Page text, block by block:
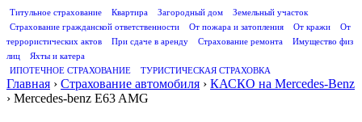
Титульное страхование
Квартира Загородный дом
Земельный участок
Страхование гражданской ответственности
От пожара и затопления От кражи
От
террористических актов
При сдаче в аренду Страхование ремонта
Имущество физ
лиц
Яхты и катера
ИПОТЕЧНОЕ СТРАХОВАНИЕ
ТУРИСТИЧЕСКАЯ СТРАХОВКА
Главная › Страхование автомобиля › КАСКО на Mercedes-Benz
› Mercedes-benz E63 AMG